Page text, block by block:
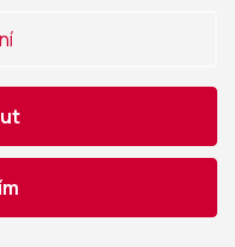
Azzardo AIDA
16W 1300lm 3000K